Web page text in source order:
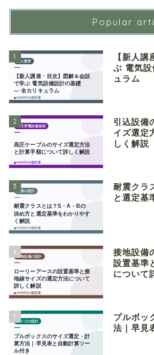
Popular
1
【新人
ぶ 電気
ュラム
2
引込設備
イズ選定
しく解説
3
耐震クラ
と選定基
4
接地設備
設置基準
について
5
プルボッ
法｜早見